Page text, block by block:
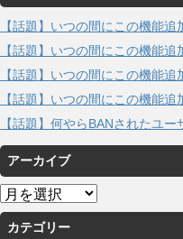
【話題】いつの間にこの機能追
【話題】いつの間にこの機能追
【話題】いつの間にこの機能追
【話題】いつの間にこの機能追
【話題】何やらBANされたユ
アーカイブ
ア
ー
カカテゴリー